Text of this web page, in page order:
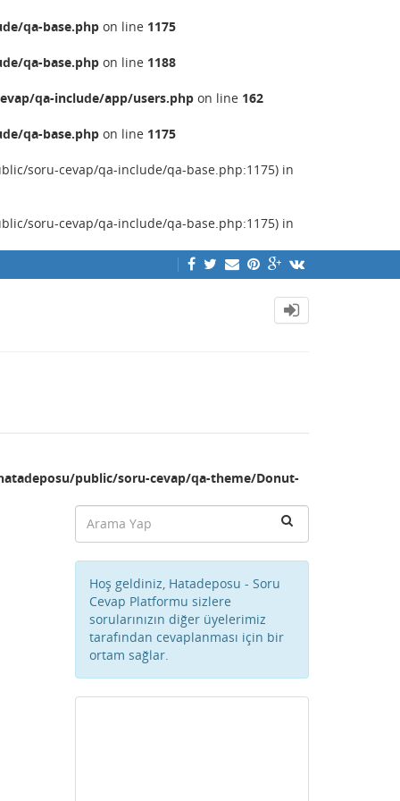
qa-base.php on line 1175
qa-base.php on line 1188
qa-include/app/users.php on line 162
qa-base.php on line 1175
soru-cevap/qa-include/qa-base.php:1175) in
soru-cevap/qa-include/qa-base.php:1175) in
public/soru-cevap/qa-theme/Donut-
Hoş geldiniz, Hatadeposu - Soru
Cevap Platformu sizlere
sorularınızın diğer üyelerimiz
tarafından cevaplanması için bir
ortam sağlar.